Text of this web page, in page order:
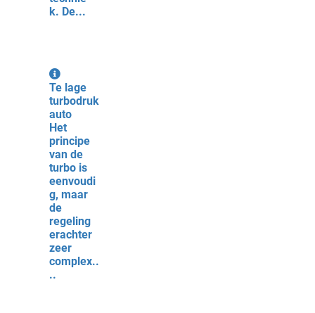
k. De...
Te lage
turbodruk
auto
Het
principe
van de
turbo is
eenvoudi
g, maar
de
regeling
erachter
zeer
complex..
..